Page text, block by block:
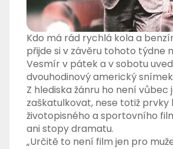
Kdo má rád rychlá kola a
přijde si v závěru tohoto týdne
Vesmír v pátek a v sobotu
dvouhodinový americký
Z hlediska žánru ho není vůbec
zaškatulkovat, nese totiž prvky
životopisného a sportovního
ani stopy dramatu.
„Určitě to není film jen pro